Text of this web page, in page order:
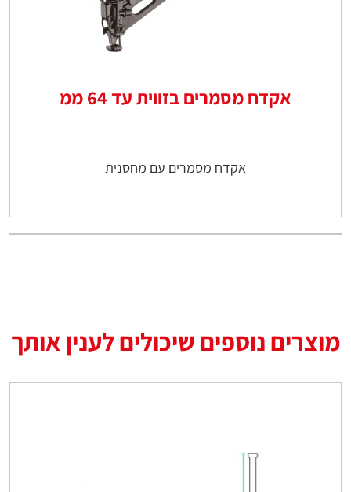
אקדח מסמרים בזווית עד 64 ממ
אקדח מסמרים עם מחסנית
מוצרים נוספים שיכולים לענין אותך